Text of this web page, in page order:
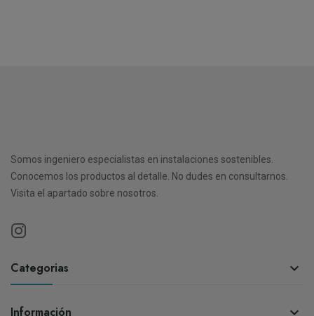
Somos ingeniero especialistas en instalaciones sostenibles.
Conocemos los productos al detalle. No dudes en consultarnos.
Visita el apartado sobre nosotros.
Categorias 
Información 